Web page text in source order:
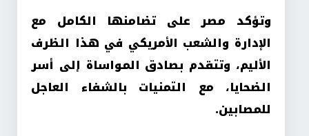
وتؤكد مصر على تضامنها الكامل مع
الإدارة والشعب الأمريكي في هذا الظرف
الأليم، وتتقدم بصادق المواساة إلى أسر
الضحايا، مع التمنيات بالشفاء العاجل
للمصابين.